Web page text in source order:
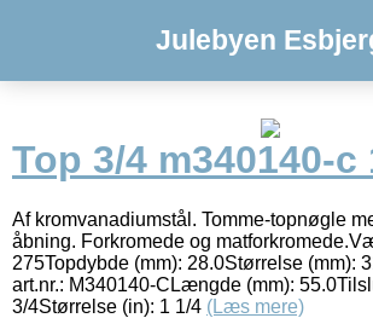
Julebyen
Top 3/4 m340140-c
Af kromvanadiumstål. Tomme-topnøgle
åbning. Forkromede og
275Topdybde (mm): 28.0Størrelse (mm):
art.nr.: M340140-CLængde (mm):
3/4Størrelse (in): 1 1/4 (Læs mere)